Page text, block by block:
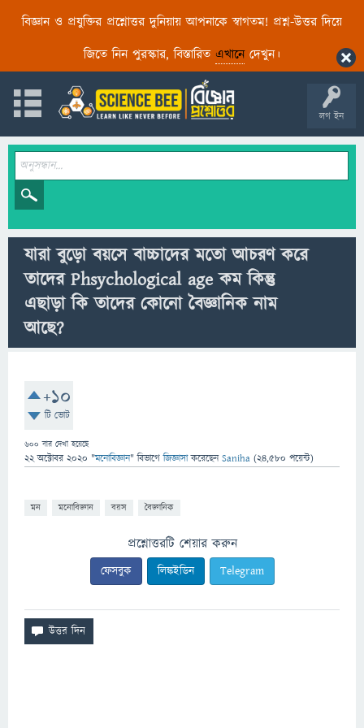
বিজ্ঞান ও প্রযুক্তির প্রশ্নোত্তর দুনিয়ায় আপনাকে স্বাগতম! প্রশ্ন-উত্তর দিয়ে
জিতে নিন পুরস্কার, বিস্তারিত এখানেদেখুন।
লগ ইন
যারা বুড়ো বয়সে বাচ্চাদের মতো আচরণ করে
তাদের Phsychological age কম কিন্তু
এছাড়া কি তাদের কোনো বৈজ্ঞানিক নাম
আছে?
+10
টি ভোট
600 বার দেখা হয়েছে
22 অক্টোবর 2020 "মনোবিজ্ঞান" বিভাগে জিজ্ঞাসাকরেছেনSaniha (24,580 পয়েন্ট)
মন মনোবিজ্ঞান বয়স বৈজ্ঞানিক
প্রশ্নোত্তরটি শেয়ার করুন
ফেসবুক লিঙ্কইডিন Telegram